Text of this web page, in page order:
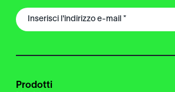
Prodotti